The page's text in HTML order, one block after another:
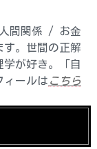
間関係 / お金
。世間の正解
が好き。「自
ィールは こちら